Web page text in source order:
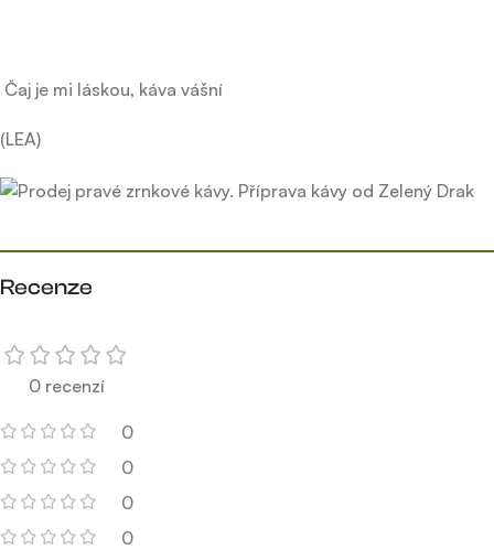
Čaj je mi láskou, káva vášní
(LEA)
Recenze
0 recenzí
0
0
0
0